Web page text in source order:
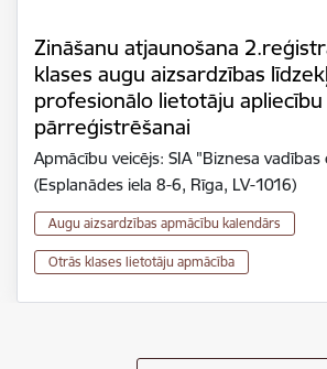
Zināšanu atjaunošana
klases augu aizsardzības
profesionālo lietotāju apliecību
pārreģistrēšanai
Apmācību veicējs: SIA "Biznesa vadības
(Esplanādes iela 8-6, Rīga, LV-1016)
Augu aizsardzības apmācību kalendārs
Otrās klases lietotāju apmācība